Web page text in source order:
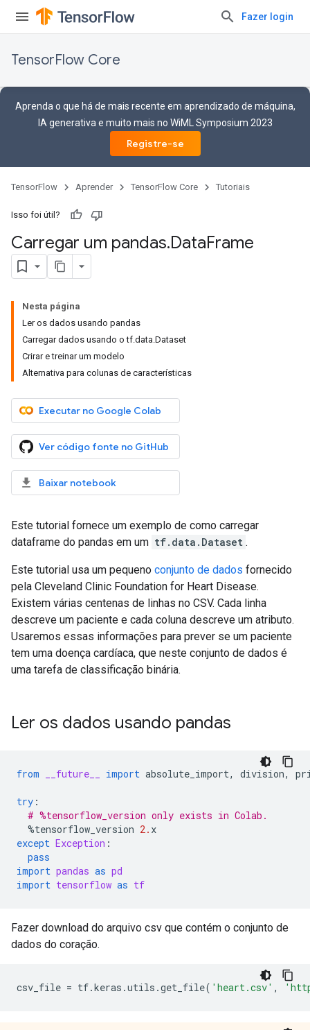
Fazer login
TensorFlow Core
Aprenda o que há de mais recente em aprendizado de máquina,
IA generativa e muito mais no WiML Symposium 2023
Registre-se
TensorFlow Aprender TensorFlow Core Tutoriais
Isso foi útil?
Carregar um pandas.DataFrame
Nesta página
Ler os dados usando pandas
Carregar dados usando o tf.data.Dataset
Crirar e treinar um modelo
Alternativa para colunas de características
Executar no Google Colab
Ver código fonte no GitHub
Baixar notebook
Este tutorial fornece um exemplo de como carregar
dataframe do pandas em um tf.data.Dataset .
Este tutorial usa um pequeno conjunto de dados fornecido
pela Cleveland Clinic Foundation for Heart Disease.
Existem várias centenas de linhas no CSV. Cada linha
descreve um paciente e cada coluna descreve um atributo.
Usaremos essas informações para prever se um paciente
tem uma doença cardíaca, que neste conjunto de dados é
uma tarefa de classificação binária.
Ler os dados usando pandas
from __future__ import absolute_import, division,
try :
# %tensorflow_version only exists in Colab.
%tensorflow_version 2. x
except Exception :
pass
import pandas as pd
import tensorflow as tf
Fazer download do arquivo csv que contém o conjunto de
dados do coração.
csv_file = tf.keras .utils .get_file( 'heart.csv' ,